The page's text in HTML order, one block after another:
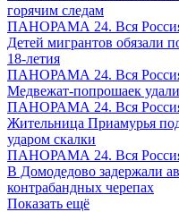
горячим следам
ПАНОРАМА 24. Вся
Детей мигрантов обязали
18-летия
ПАНОРАМА 24. Вся
Медвежат-попрошаек
ПАНОРАМА 24. Вся
Жительница Приамурья
ударом скалки
ПАНОРАМА 24. Вся
В Домодедово задержали
контрабандных черепах
Показать ещё